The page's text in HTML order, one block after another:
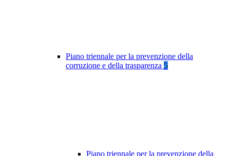
Piano triennale per la prevenzione della
corruzione e della trasparenza 5
Piano triennale per la prevenzione della